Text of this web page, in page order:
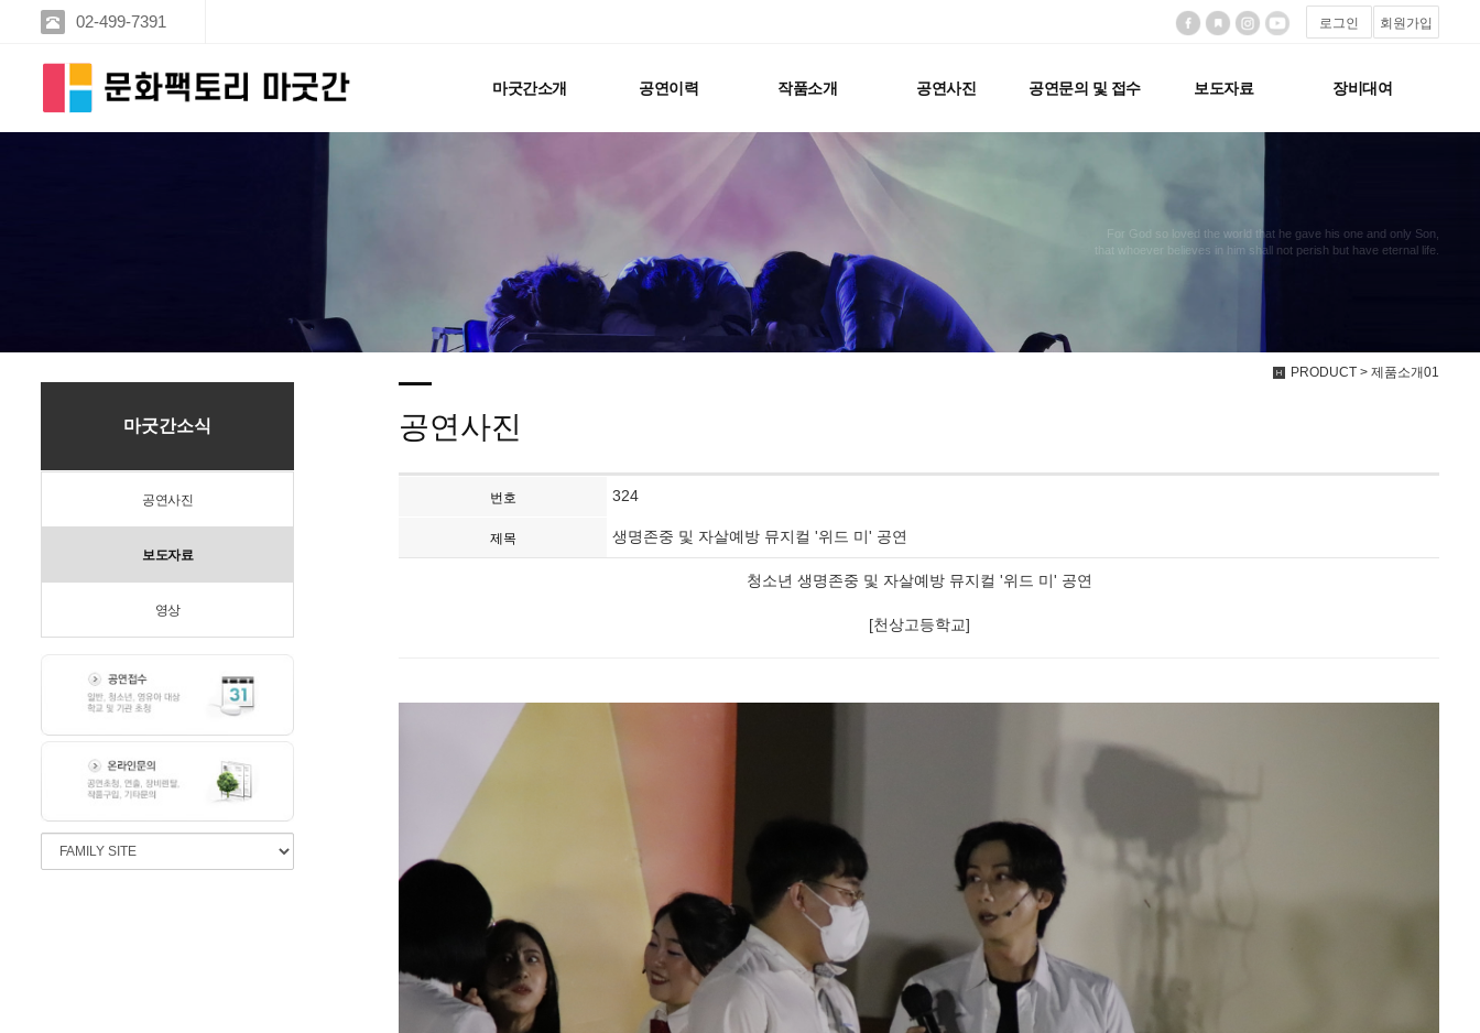
02-499-7391 로그인 회원가입
마굿간소개 공연이력 작품소개 공연사진 공연문의 및 접수 보도자료 장비대여
For God so loved the world that he gave his one and only Son,
that whoever believes in him shall not perish but have eternal life.
PRODUCT > 제품소개01
마굿간소식
공연사진
보도자료
영상
공연사진
번호 324
제목 생명존중 및 자살예방 뮤지컬 '위드 미' 공연
청소년 생명존중 및 자살예방 뮤지컬 '위드 미' 공연
[천상고등학교]